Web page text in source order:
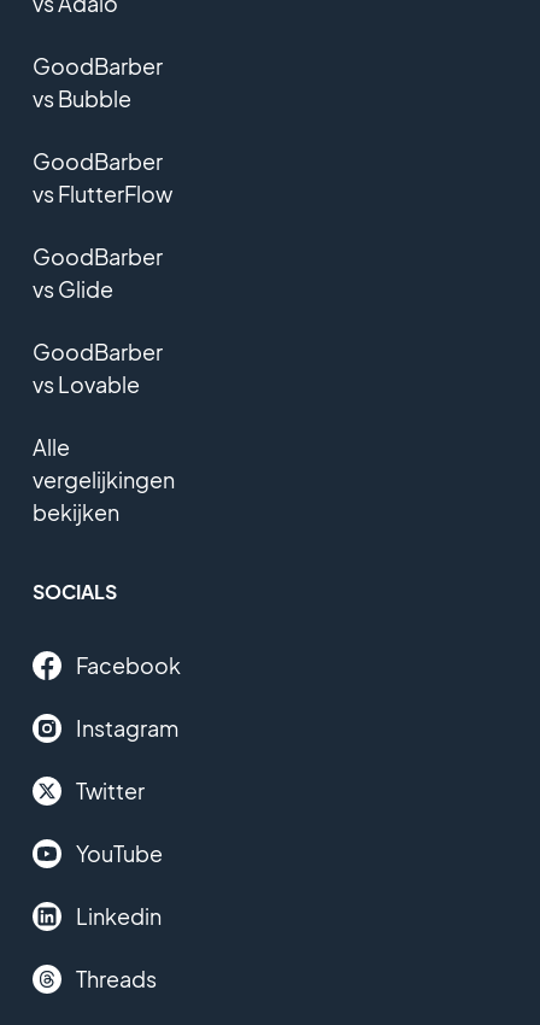
GoodBarber
vs Bubble
GoodBarber
vs FlutterFlow
GoodBarber
vs Glide
GoodBarber
vs Lovable
Alle
vergelijkingen
bekijken
SOCIALS
Facebook
Instagram
Twitter
YouTube
Linkedin
Threads